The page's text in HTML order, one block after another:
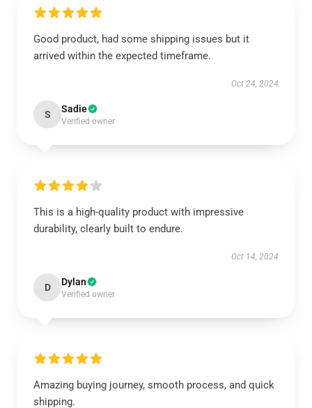
Good product, had some shipping issues but it
arrived within the expected timeframe.
Oct 24, 2024
S Sadie
Verified owner
This is a high-quality product with impressive
durability, clearly built to endure.
Oct 14, 2024
D Dylan
Verified owner
Amazing buying journey, smooth process, and quick
shipping.